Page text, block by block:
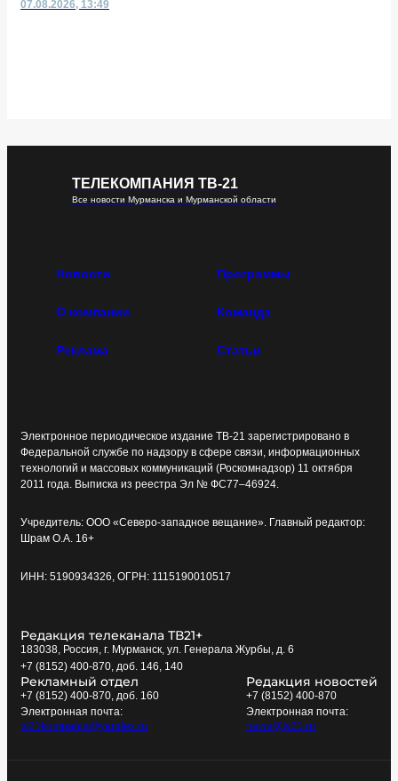
07.08.2026, 13:49
ТЕЛЕКОМПАНИЯ ТВ-21
Все новости Мурманска и Мурманской области
Новости Программы
О компании Команда
Реклама Статьи
Электронное периодическое издание ТВ-21 зарегистрировано в
Федеральной службе по надзору в сфере связи, информационных
технологий и массовых коммуникаций (Роскомнадзор) 11 октября
2011 года. Выписка из реестра Эл № ФС77–46924.
Учредитель: ООО «Северо-западное вещание». Главный редактор:
Шрам О.А. 16+
ИНН: 5190934326, ОГРН: 1115190010517
Редакция телеканала ТВ21+
183038, Россия, г. Мурманск, ул. Генерала Журбы, д. 6
+7 (8152) 400-870, доб. 146, 140
Рекламный отдел
+7 (8152) 400-870, доб. 160
Электронная почта:
tv21kompania@yandex.ru
Редакция новостей
+7 (8152) 400-870
Электронная почта:
news@tv21.ru